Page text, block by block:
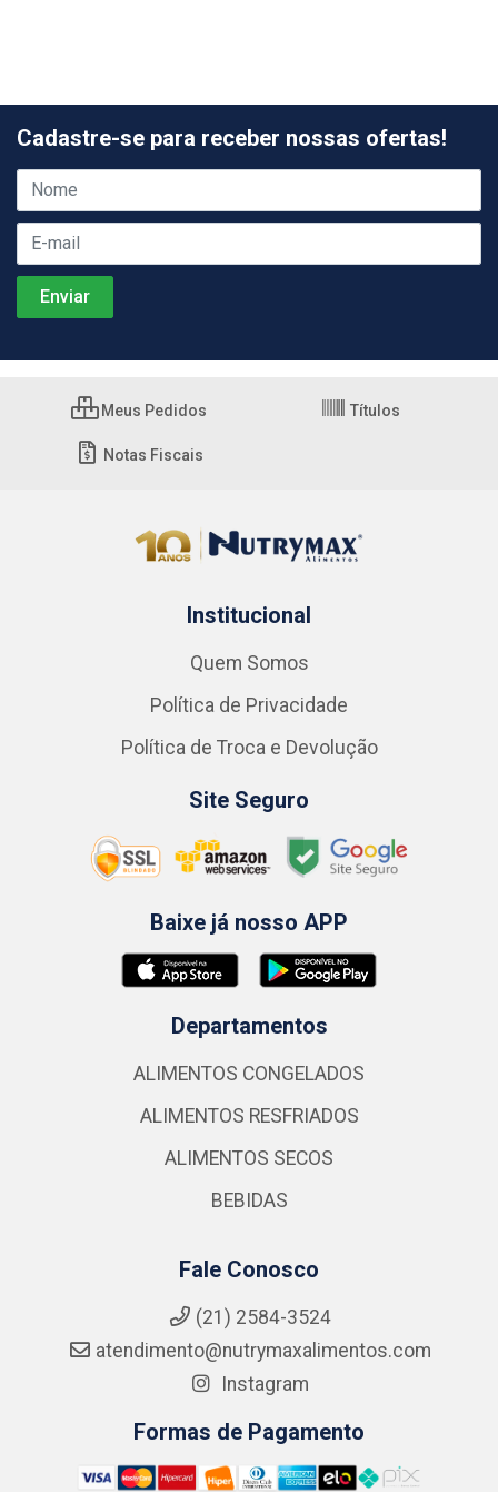
Cadastre-se para receber nossas ofertas!
Meus Pedidos Títulos
Notas Fiscais
Institucional
Quem Somos
Política de Privacidade
Política de Troca e Devolução
Site Seguro
Baixe já nosso APP
Departamentos
ALIMENTOS CONGELADOS
ALIMENTOS RESFRIADOS
ALIMENTOS SECOS
BEBIDAS
Fale Conosco
(21) 2584-3524
atendimento@nutrymaxalimentos.com
Instagram
Formas de Pagamento